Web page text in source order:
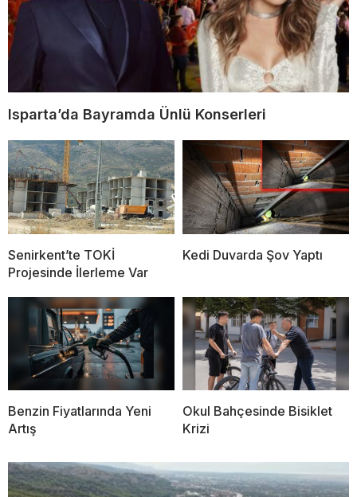
Isparta’da Bayramda Ünlü Konserleri
Senirkent’te TOKİ
Projesinde İlerleme Var
Kedi Duvarda Şov Yaptı
Benzin Fiyatlarında Yeni
Artış
Okul Bahçesinde Bisiklet
Krizi